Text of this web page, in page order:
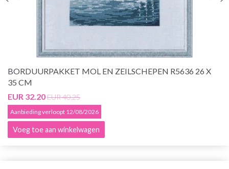
BORDUURPAKKET MOL EN ZEILSCHEPEN R5636 26 X
35 CM
EUR 32.20EUR 40.25
Aanbieding verloopt 12/08/2026
Voeg toe aan winkelwagen